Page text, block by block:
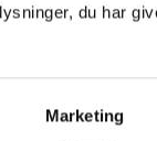
du har
Marketing